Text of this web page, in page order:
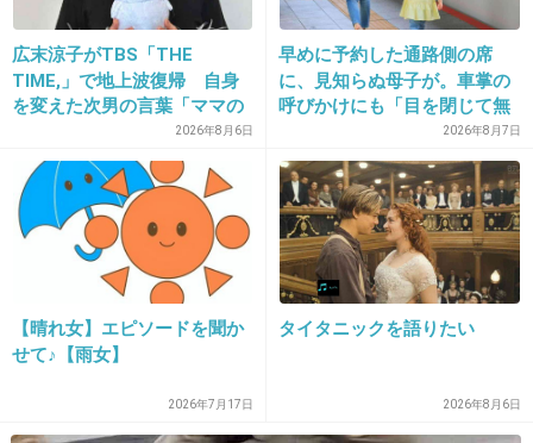
12. 匿名2013/04/02(火) 22:16:42
+74 -7
2013/04/02(火) 22:17:04
>>9
けっこうさかなクン顔なのね
広末涼子がTBS「THE
TIME,」で地上波復帰 自身
を変えた次男の言葉「ママの
ファンの人なら、知りたいん
じゃないか」
2026年8月6日
早めに予約した通路側の席
に、見知らぬ母子が。車掌の
呼びかけにも「目を閉じて無
視」して居座られました。無
理やり奪われた席は、結局“や
ったもん勝ち”になってしまう
のでしょうか？
2026年8月7日
【晴れ女】エピソードを聞か
せて♪【雨女】
2026年7月17日
タイタニックを語りたい
2026年8月6日